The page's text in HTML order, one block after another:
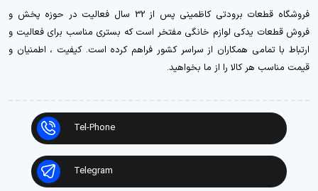
فروشگاه قطعات برودتی کاظمینی پس از 32 سال فعالیت در حوزه پخش و
فروش قطعات یدکی لوازم خانگی مفتخر است که بستری مناسب برای فعالیت و
ارتباط با تمامی همکاران از سراسر کشور فراهم کرده است. کیفیت ، اطمنیان و
قیمت مناسب هر کالا را از ما بخواهید.
Tel-Phone
Telegram